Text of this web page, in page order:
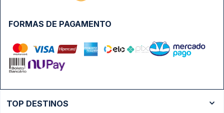
FORMAS DE PAGAMENTO
TOP DESTINOS